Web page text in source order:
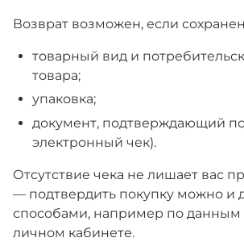
Возврат возможен, если
товарный вид и
товара;
упаковка;
документ, подтверждающий
электронный чек).
Отсутствие чека не лишает вас
— подтвердить покупку можно и
способами, например по данным
личном кабинете.